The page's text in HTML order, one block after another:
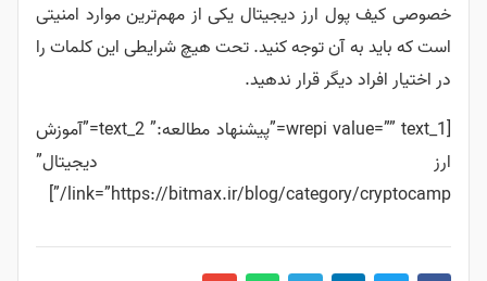
خصوصی کیف پول ارز دیجیتال یکی از مهم‌ترین موارد امنیتی
است که باید به آن توجه کنید. تحت هیچ شرایطی این کلمات را
در اختیار افراد دیگر قرار ندهید.
[wrepi value=”” text_1=”پیشنهاد مطالعه:” text_2=”آموزش
ارز دیجیتال”
link=”https://bitmax.ir/blog/category/cryptocamp/”]